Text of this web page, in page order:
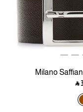
Milano
⃁